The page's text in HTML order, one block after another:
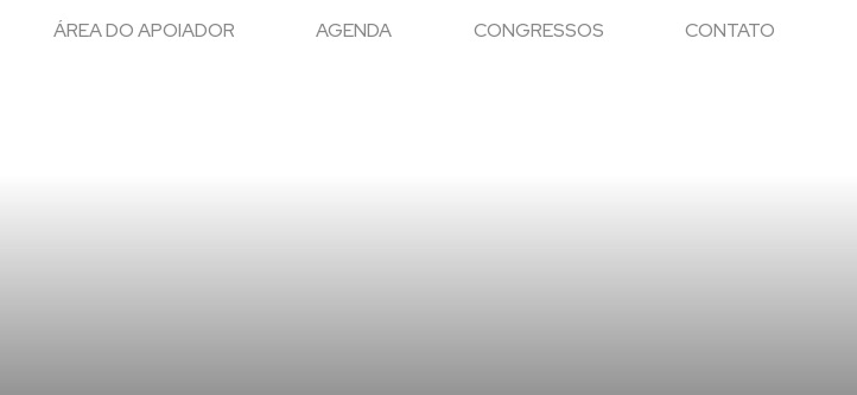
ÁREA DO APOIADOR AGENDA CONGRESSOS CONTATO